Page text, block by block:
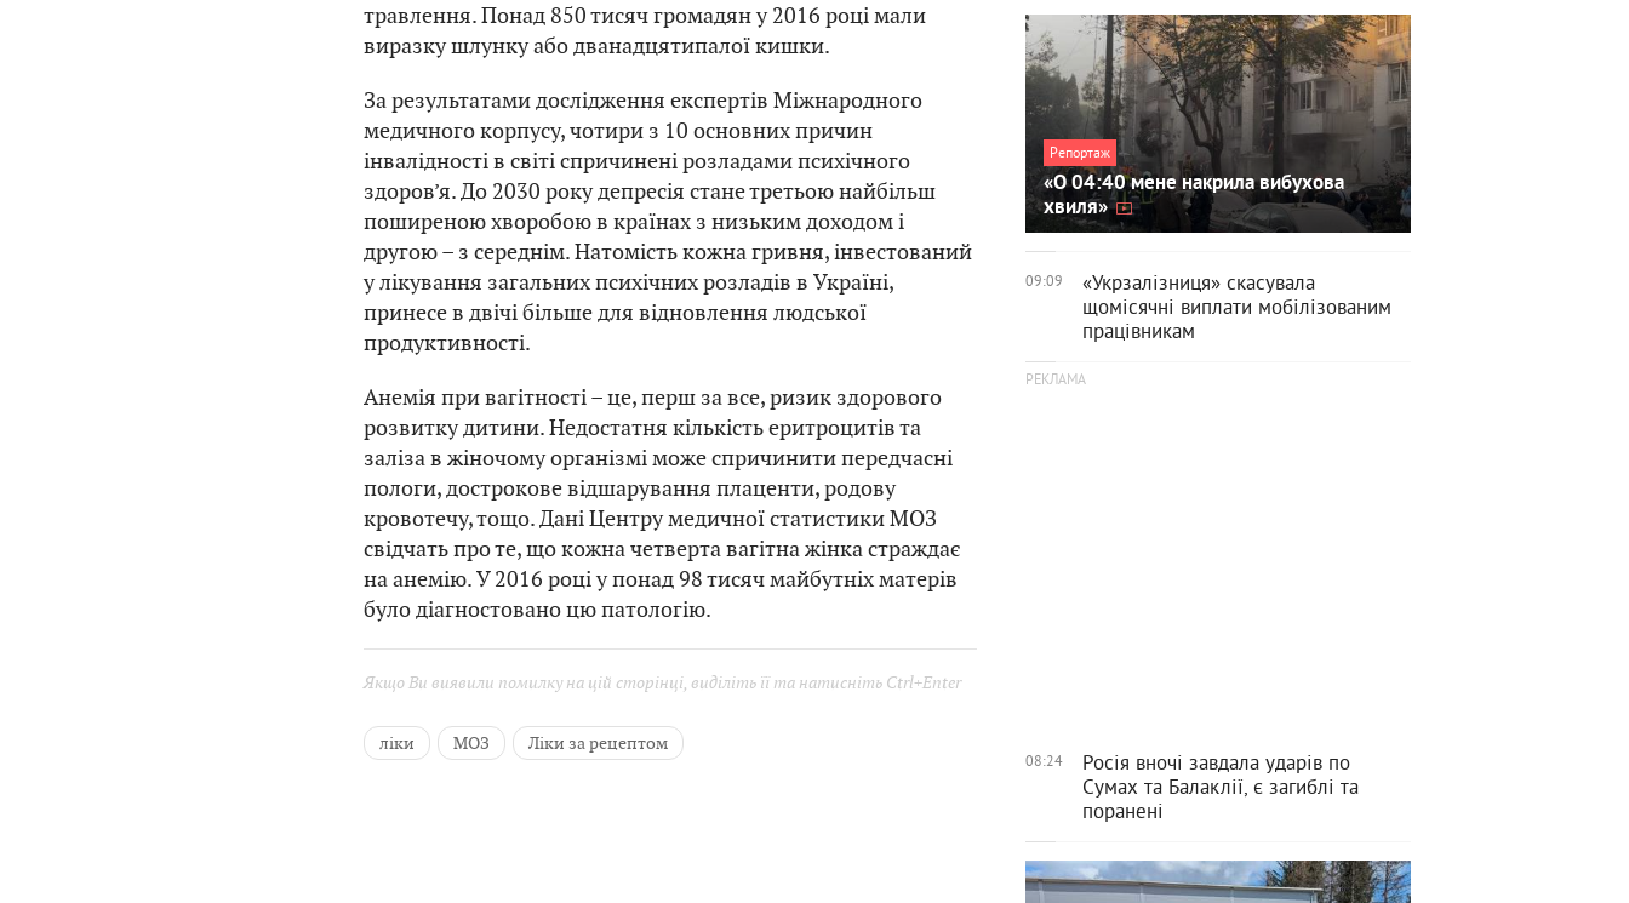
травлення. Понад 850 тисяч громадян у 2016 році мали
виразку шлунку або дванадцятипалої кишки.
За результатами дослідження експертів Міжнародного
медичного корпусу, чотири з 10 основних причин
інвалідності в світі спричинені розладами психічного
здоров’я. До 2030 року депресія стане третьою найбільш
поширеною хворобою в країнах з низьким доходом і
другою – з середнім. Натомість кожна гривня, інвестований
у лікування загальних психічних розладів в Україні,
принесе в двічі більше для відновлення людської
продуктивності.
Анемія при вагітності – це, перш за все, ризик здорового
розвитку дитини. Недостатня кількість еритроцитів та
заліза в жіночому організмі може спричинити передчасні
пологи, дострокове відшарування плаценти, родову
кровотечу, тощо. Дані Центру медичної статистики МОЗ
свідчать про те, що кожна четверта вагітна жінка страждає
на анемію. У 2016 році у понад 98 тисяч майбутніх матерів
було діагностовано цю патологію.
Якщо Ви виявили помилку на цій сторінці, виділіть її та натисніть Ctrl+Enter
ліки МОЗ Ліки за рецептом
Репортаж
«О 04:40 мене накрила вибухова
хвиля»
09:09
«Укрзалізниця» скасувала
щомісячні виплати мобілізованим
працівникам
08:24
Росія вночі завдала ударів по
Сумах та Балаклії, є загиблі та
поранені